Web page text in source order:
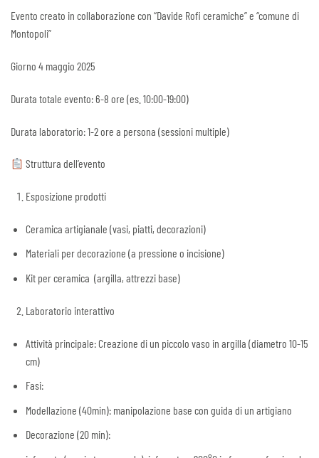
Evento creato in collaborazione con “Davide Rofi ceramiche” e “comune di
Montopoli”
Giorno 4 maggio 2025
Durata totale evento: 6-8 ore (es. 10:00-19:00)
Durata laboratorio: 1-2 ore a persona (sessioni multiple)
Struttura dell’evento
Esposizione prodotti
Ceramica artigianale (vasi, piatti, decorazioni)
Materiali per decorazione (a pressione o incisione)
Kit per ceramica (argilla, attrezzi base)
Laboratorio interattivo
Attività principale: Creazione di un piccolo vaso in argilla (diametro 10-15
cm)
Fasi:
Modellazione (40min): manipolazione base con guida di un artigiano
Decorazione (20 min):